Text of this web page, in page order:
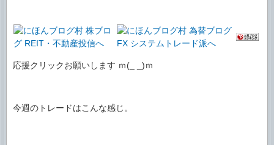
応援クリックお願いします ｍ(_ _)ｍ
今週のトレードはこんな感じ。